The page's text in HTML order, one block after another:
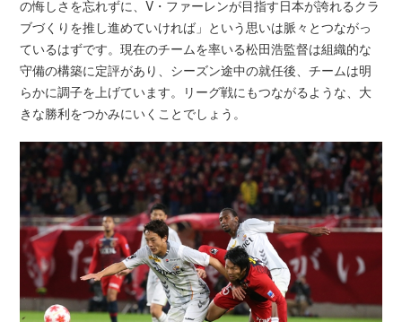
の悔しさを忘れずに、V・ファーレンが目指す日本が誇れるクラ
ブづくりを推し進めていければ」という思いは脈々とつながっ
ているはずです。現在のチームを率いる松田浩監督は組織的な
守備の構築に定評があり、シーズン途中の就任後、チームは明
らかに調子を上げています。リーグ戦にもつながるような、大
きな勝利をつかみにいくことでしょう。